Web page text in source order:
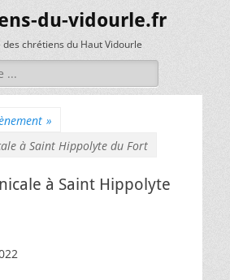
du-vidourle.fr
des chrétiens du Haut Vidourle
»
à Saint Hippolyte du Fort
à Saint Hippolyte